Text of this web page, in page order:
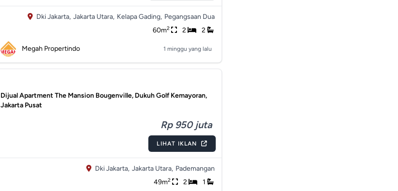
Dki Jakarta, Jakarta Utara, Kelapa Gading, Pegangsaan Dua
60m2 2 2
Megah Propertindo 1 minggu yang lalu
Dijual Apartment The Mansion Bougenville, Dukuh Golf Kemayoran,
Jakarta Pusat
Rp 950 juta
LIHAT IKLAN
Dki Jakarta, Jakarta Utara, Pademangan
49m2 2 1